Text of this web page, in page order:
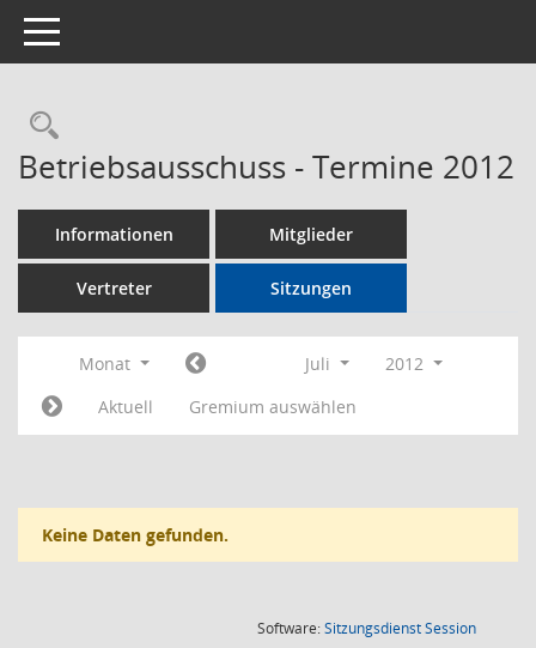
Toggle navigation
Rechercheauswahl
Betriebsausschuss - Termine 2012
Informationen Mitglieder
Vertreter Sitzungen
Monat Juli
2012
Aktuell
Gremium auswählen
Keine Daten gefunden.
Software:SitzungsdienstSession(Wird in